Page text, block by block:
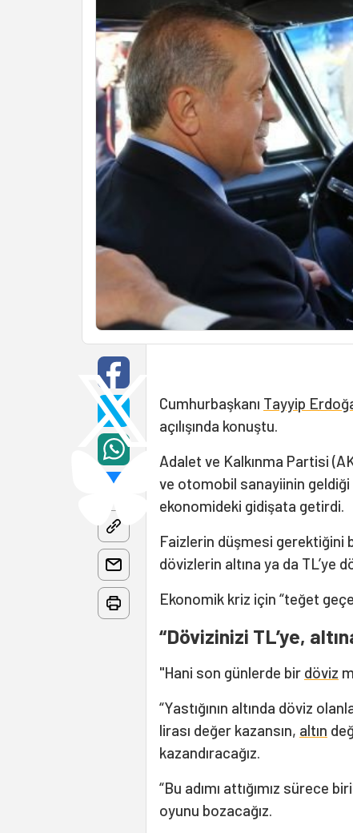
Cumhurbaşkanı Tayyip
açılışında konuştu.
Adalet ve Kalkınma Partisi
ve otomobil sanayiinin
ekonomideki gidişata getirdi.
Faizlerin düşmesi gerektiğini
dövizlerin altına ya da TL’ye
Ekonomik kriz için “teğet
“Dövizinizi TL’ye,
"Hani son günlerde bir döviz
“Yastığının altında döviz
lirası değer kazansın, altın
kazandıracağız.
“Bu adımı attığımız sürece
oyunu bozacağız.